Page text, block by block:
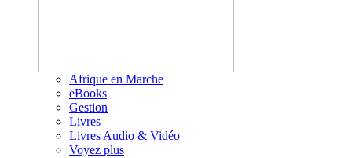
Afrique en Marche
eBooks
Gestion
Livres
Livres Audio & Vidéo
Voyez plus